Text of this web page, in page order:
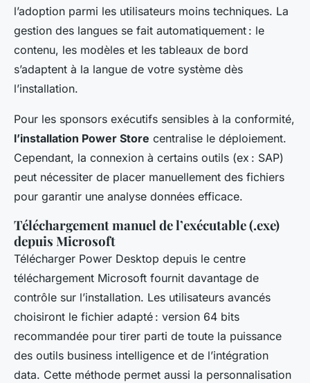
l’adoption parmi les utilisateurs moins techniques. La
gestion des langues se fait automatiquement : le
contenu, les modèles et les tableaux de bord
s’adaptent à la langue de votre système dès
l’installation.
Pour les sponsors exécutifs sensibles à la conformité,
l’installation Power Store centralise le déploiement.
Cependant, la connexion à certains outils (ex : SAP)
peut nécessiter de placer manuellement des fichiers
pour garantir une analyse données efficace.
Téléchargement manuel de l’exécutable (.exe)
depuis Microsoft
Télécharger Power Desktop depuis le centre
téléchargement Microsoft fournit davantage de
contrôle sur l’installation. Les utilisateurs avancés
choisiront le fichier adapté : version 64 bits
recommandée pour tirer parti de toute la puissance
des outils business intelligence et de l’intégration
data. Cette méthode permet aussi la personnalisation